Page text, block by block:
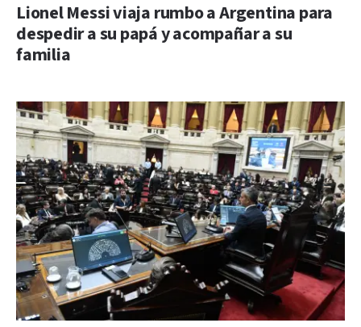
Lionel Messi viaja rumbo a Argentina para
despedir a su papá y acompañar a su
familia